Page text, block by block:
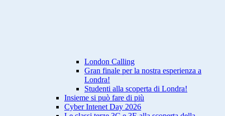
London Calling
Gran finale per la nostra esperienza a
Londra!
Studenti alla scoperta di Londra!
Insieme si può fare di più
Cyber Intenet Day 2026